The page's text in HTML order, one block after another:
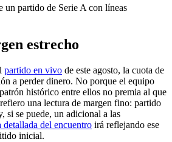
un partido de Serie A con líneas
estrecho
partido en vivo de este agosto, la cuota de
a perder dinero. No porque el equipo
histórico entre ellos no premia al que
una lectura de margen fino: partido
si se puede, un adicional a las
detallada del encuentro irá reflejando ese
inicial.